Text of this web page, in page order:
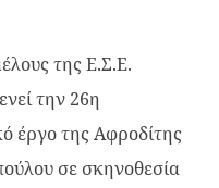
της Ε.Σ.Ε.
την 26η
έργο της Αφροδίτης
σε σκηνοθεσία